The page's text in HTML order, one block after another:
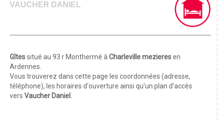
VAUCHER DANIEL
Gîtessitué au 93 r Monthermé àCharleville mezieresen
Ardennes.
Vous trouverez dans cette page les coordonnées (adresse,
téléphone), les horaires d'ouverture ainsi qu'un plan d'accès
vers Vaucher Daniel .